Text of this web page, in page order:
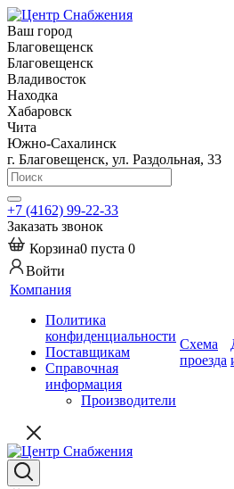
Ваш город
Благовещенск
Благовещенск
Владивосток
Находка
Хабаровск
Чита
Южно-Сахалинск
г. Благовещенск, ул. Раздольная, 33
+7 (4162) 99-22-33
Заказать звонок
Корзина0 пуста 0
Войти
Компания
Политика
конфиденциальности
Поставщикам
Справочная
информация
Производители
Схема
проезда